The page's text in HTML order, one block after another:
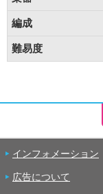
編成
難易度
インフォメーション
広告について